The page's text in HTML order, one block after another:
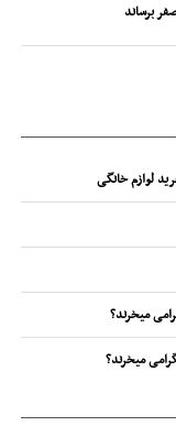
برساند
لوازم خانگی
میخرند؟
میخرند؟